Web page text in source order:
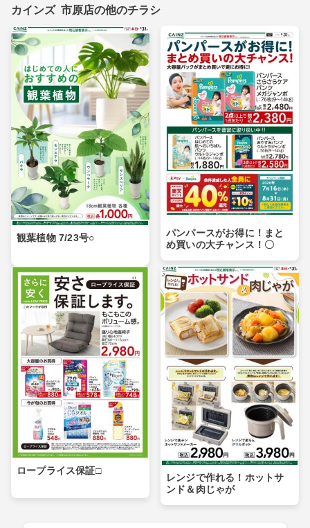
カインズ 市原店の他のチラシ
観葉植物 7/23号○
パンパースがお得に！まと
め買いの大チャンス！〇
ロープライス保証□
レンジで作れる！ホットサ
ンド＆肉じゃが